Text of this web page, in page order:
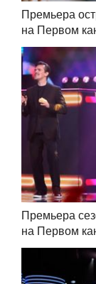
Премьера
на Первом
Премьера
на Первом